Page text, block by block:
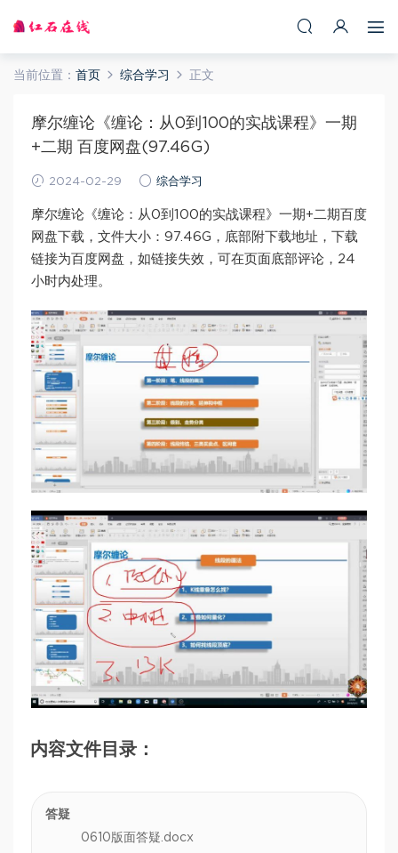
当前位置： 首页 综合学习 正文
摩尔缠论《缠论：从0到100的实战课程》一期
+二期 百度网盘(97.46G)
2024-02-29 综合学习
摩尔缠论《缠论：从0到100的实战课程》一期+二期百度
网盘下载，文件大小：97.46G，底部附下载地址，下载
链接为百度网盘，如链接失效，可在页面底部评论，24
小时内处理。
内容文件目录：
答疑
0610版面答疑.docx